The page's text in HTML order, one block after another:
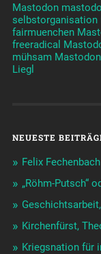
Mastodon
selbstorganisation
fairmuenchen
freeradical
mühsam
Liegl
NEUESTE
Felix
„Röhm-Putsch“
Kirchenfürst,
Kriegsnation für